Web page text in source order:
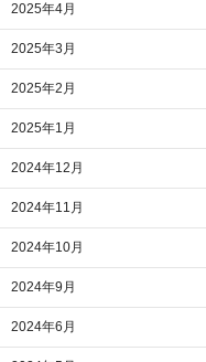
2025年4月
2025年3月
2025年2月
2025年1月
2024年12月
2024年11月
2024年10月
2024年9月
2024年6月